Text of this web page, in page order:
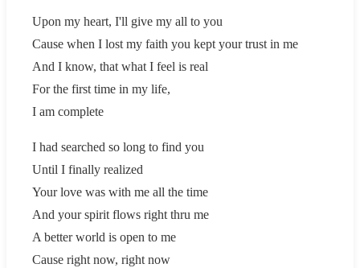
Upon my heart, I'll give my all to you
Cause when I lost my faith you kept your trust in me
And I know, that what I feel is real
For the first time in my life,
I am complete
I had searched so long to find you
Until I finally realized
Your love was with me all the time
And your spirit flows right thru me
A better world is open to me
Cause right now, right now